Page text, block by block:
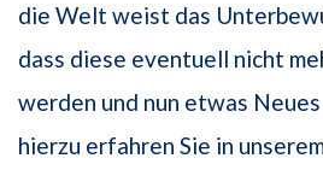
die Welt weist das
dass diese eventuell nicht
werden und nun etwas
hierzu erfahren Sie in